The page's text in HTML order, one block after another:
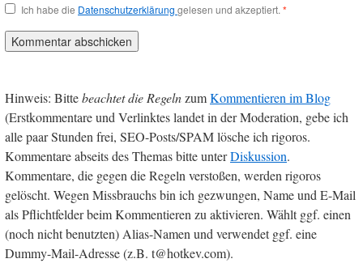
Ich habe die Datenschutzerklärung gelesen und akzeptiert. *
Hinweis: Bittebeachtet die RegelnzumKommentieren im Blog
(Erstkommentare und Verlinktes landet in der Moderation, gebe ich
alle paar Stunden frei, SEO-Posts/SPAM lösche ich rigoros.
Kommentare abseits des Themas bitte unterDiskussion.
Kommentare, die gegen die Regeln verstoßen, werden rigoros
gelöscht. Wegen Missbrauchs bin ich gezwungen, Name und E-Mail
als Pflichtfelder beim Kommentieren zu aktivieren. Wählt ggf. einen
(noch nicht benutzten) Alias-Namen und verwendet ggf. eine
Dummy-Mail-Adresse (z.B. t@hotkev.com).